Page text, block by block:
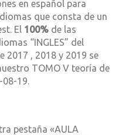
en español para
que consta de un
El 100% de las
“INGLES” del
2017 , 2018 y 2019 se
TOMO V teoría de
08-19.
pestaña «AULA